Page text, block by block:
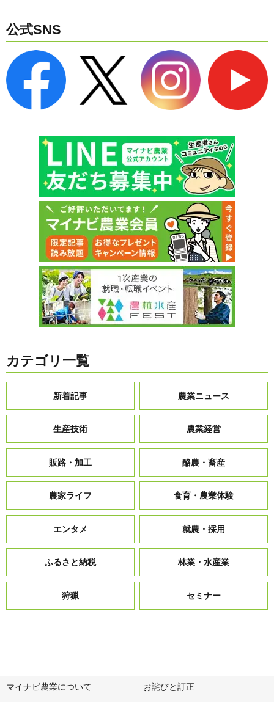
公式SNS
カテゴリ一覧
新着記事 農業ニュース
生産技術 農業経営
販路・加工 酪農・畜産
農家ライフ 食育・農業体験
エンタメ 就農・採用
ふるさと納税 林業・水産業
狩猟 セミナー
マイナビ農業について お詫びと訂正